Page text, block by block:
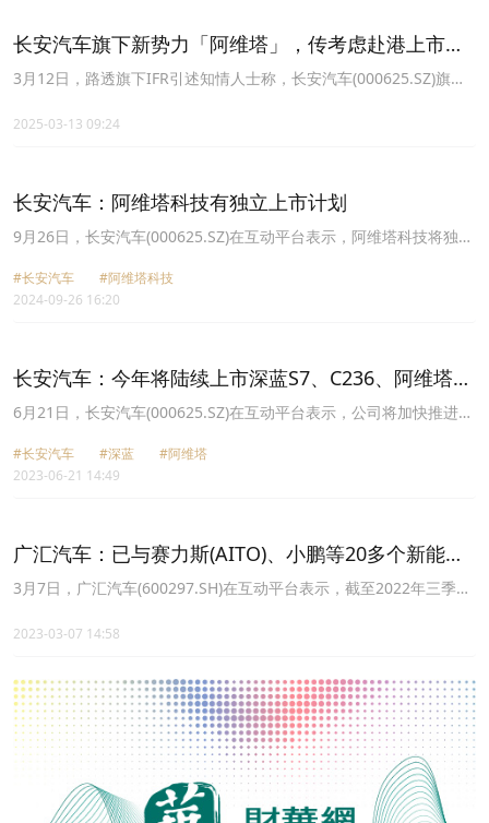
长安汽车旗下新势力「阿维塔」，传考虑赴港上市，
或募10亿美元
3月12日，路透旗下IFR引述知情人士称，长安汽车(000625.SZ)旗下
最快今年下半年向联交所提交上市申请，计划集资约10亿美元。
2025-03-13 09:24
长安汽车：阿维塔科技有独立上市计划
9月26日，长安汽车(000625.SZ)在互动平台表示，阿维塔科技将独立
计划，未来也希望能与更多的战略合作伙伴一起，聚力共创。
#长安汽车
#阿维塔科技
2024-09-26 16:20
长安汽车：今年将陆续上市深蓝S7、C236、阿维塔
E12等全新新能源产品
6月21日，长安汽车(000625.SZ)在互动平台表示，公司将加快推进新
能源产品。
#长安汽车 #深蓝
#阿维塔
2023-06-21 14:49
广汇汽车：已与赛力斯(AITO)、小鹏等20多个新能源
品牌建立沟通机制
3月7日，广汇汽车(600297.SH)在互动平台表示，截至2022年三季度
吒、飞凡、零跑在內的20多个新能源品牌建立了沟通机制，并获得了
信心非常坚定，旨在打造撬动公司发展的第二增长曲线。
2023-03-07 14:58